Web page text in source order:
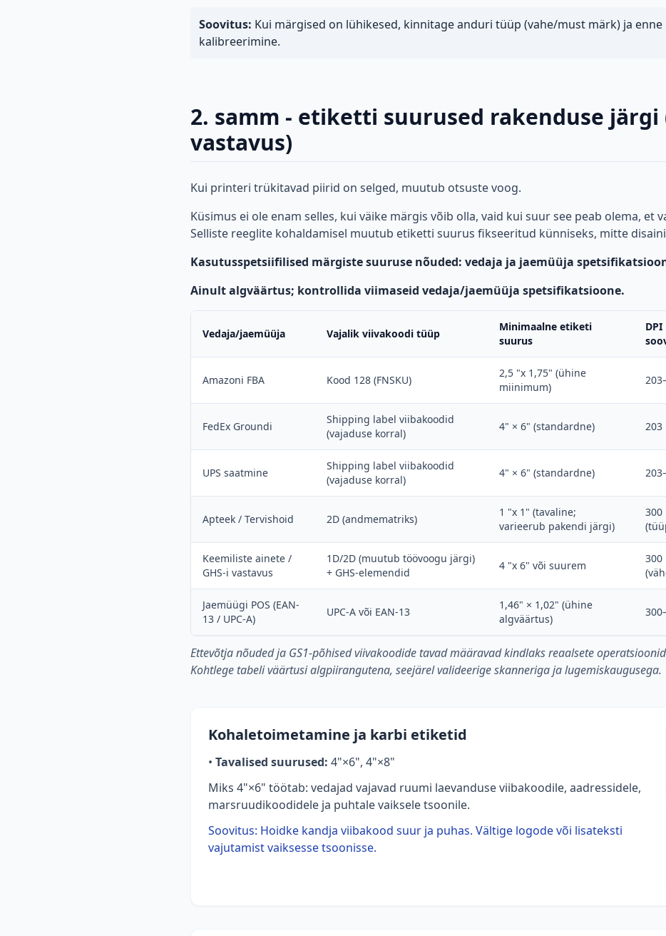
Soovitus: Kui märgised on lühikesed, kinnitage anduri tüüp (vahe/must märk) ja
kalibreerimine.
2. samm - etiketti suurused rakenduse
vastavus)
Kui printeri trükitavad piirid on selged, muutub otsuste voog.
Küsimus ei ole enam selles, kui väike märgis võib olla, vaid kui suur see peab olema, et
Selliste reeglite kohaldamisel muutub etiketti suurus fikseeritud künniseks, mitte
Kasutusspetsiifilised märgiste suuruse nõuded: vedaja ja jaemüüja
Ainult algväärtus; kontrollida viimaseid vedaja/jaemüüja spetsifikatsioone.
Vedaja/jaemüüja Vajalik viivakoodi tüüp
Minimaalne etiketi
suurus
DPI
Amazoni FBA Kood 128 (FNSKU)
2,5 "x 1,75" (ühine
miinimum)
FedEx Groundi
Shipping label viibakoodid
(vajaduse korral)
4" × 6" (standardne) 203
UPS saatmine
Shipping label viibakoodid
(vajaduse korral)
4" × 6" (standardne)
Apteek / Tervishoid 2D (andmematriks)
1 "x 1" (tavaline;
varieerub pakendi järgi)
300
Keemiliste ainete /
GHS-i vastavus
1D/2D (muutub töövoogu järgi)
+ GHS-elemendid
4 "x 6" või suurem
300
Jaemüügi POS (EAN-
13 / UPC-A)
UPC-A või EAN-13
1,46" × 1,02" (ühine
algväärtus)
Ettevõtja nõuded ja GS1-põhised viivakoodide tavad määravad kindlaks reaalsete
Kohtlege tabeli väärtusi algpiirangutena, seejärel valideerige skanneriga ja lugemiskaugusega.
Kohaletoimetamine ja karbi etiketid
• Tavalised suurused: 4"×6", 4"×8"
Miks 4"×6" töötab: vedajad vajavad ruumi laevanduse viibakoodile, aadressidele,
marsruudikoodidele ja puhtale vaiksele tsoonile.
Soovitus: Hoidke kandja viibakood suur ja puhas. Vältige logode või lisateksti
vajutamist vaiksesse tsoonisse.